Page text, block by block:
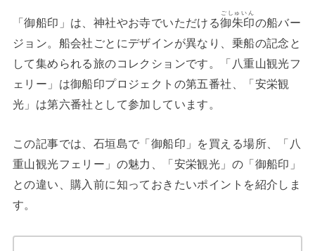
「御船印」は、神社やお寺でいただける御朱印
ごしゅいん
の船バー
ジョン。船会社ごとにデザインが異なり、乗船の記念と
して集められる旅のコレクションです。「八重山観光フ
ェリー」は御船印プロジェクトの第五番社、「安栄観
光」は第六番社として参加しています。
この記事では、石垣島で「御船印」を買える場所、「八
重山観光フェリー」の魅力、「安栄観光」の「御船印」
との違い、購入前に知っておきたいポイントを紹介しま
す。